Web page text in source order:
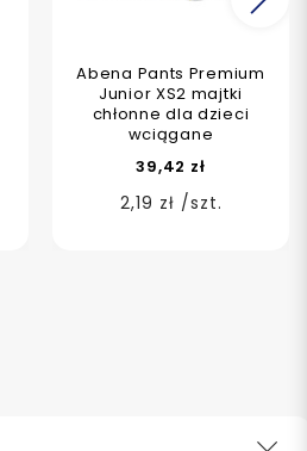
Abena Pants Premium
Junior XS2 majtki
chłonne dla dzieci
wciągane
39,42 zł
2,19 zł /szt.